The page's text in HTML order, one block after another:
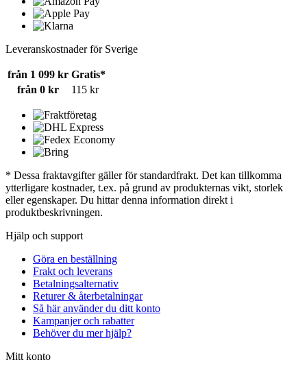
Leveranskostnader för Sverige
från 1 099 kr Gratis*
från 0 kr
115 kr
* Dessa fraktavgifter gäller för standardfrakt. Det kan tillkomma
ytterligare kostnader, t.ex. på grund av produkternas vikt, storlek
eller egenskaper. Du hittar denna information direkt i
produktbeskrivningen.
Hjälp och support
Göra en beställning
Frakt och leverans
Betalningsalternativ
Returer & återbetalningar
Så här använder du ditt konto
Kampanjer och rabatter
Behöver du mer hjälp?
Mitt konto